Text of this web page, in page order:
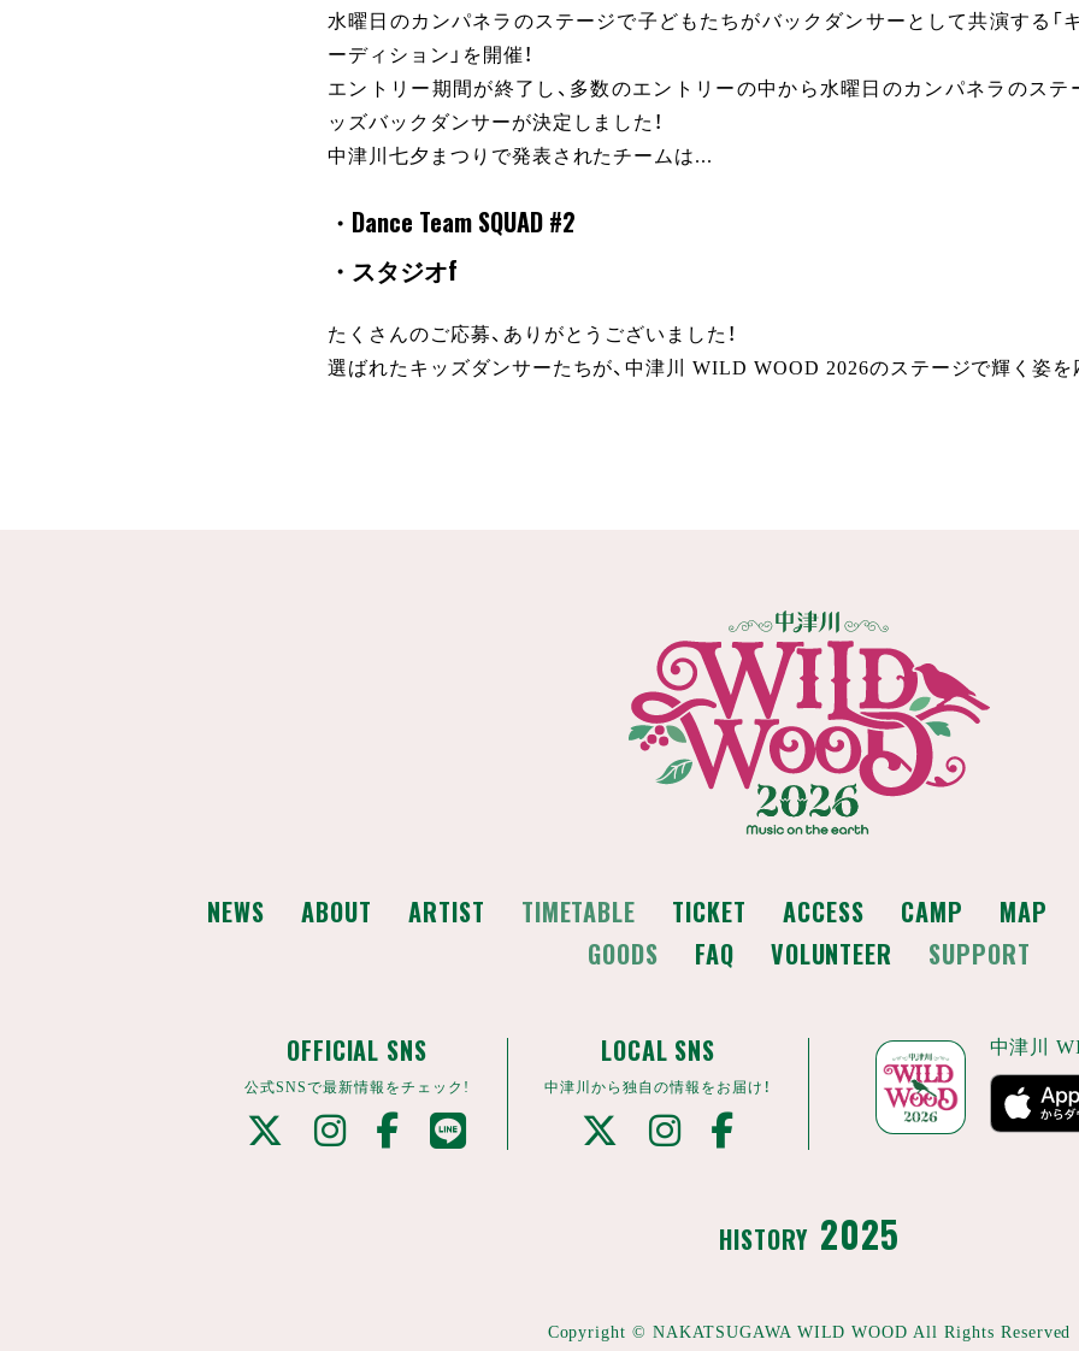
水曜日のカンパネラのステージで子どもたちがバックダンサーとして共演する「
ーディション」を開催！
エントリー期間が終了し、多数のエントリーの中から水曜日のカンパネラのステ
ッズバックダンサーが決定しました！
中津川七夕まつりで発表されたチームは...
・Dance Team SQUAD #2
・スタジオf
たくさんのご応募、ありがとうございました！
選ばれたキッズダンサーたちが、中津川 WILD WOOD 2026のステージで輝く姿を
NEWS ABOUT ARTIST TIMETABLE TICKET ACCESS CAMP MAP
GOODS
FAQ VOLUNTEER SUPPORT
OFFICIAL SNS
公式SNSで最新情報をチェック!
LOCAL SNS
中津川から独自の情報をお届け！
中津川
HISTORY 2025
Copyright © NAKATSUGAWA WILD WOOD All Rights Reserved